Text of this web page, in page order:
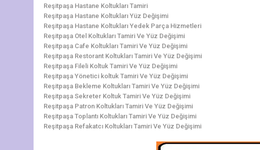
Reşitpaşa Hastane Koltukları Tamiri
Reşitpaşa Hastane Koltukları Yüz Değişimi
Reşitpaşa Hastane Koltukları Yedek Parça Hizmetleri
Reşitpaşa Otel Koltukları Tamiri Ve Yüz Değişimi
Reşitpaşa Cafe Koltukları Tamiri Ve Yüz Değişimi
Reşitpaşa Restorant Koltukları Tamiri Ve Yüz Değişimi
Reşitpaşa Fileli Koltuk Tamiri Ve Yüz Değişimi
Reşitpaşa Yönetici koltuk Tamiri Ve Yüz Değişimi
Reşitpaşa Bekleme Koltukları Tamiri Ve Yüz Değişimi
Reşitpaşa Sekreter Koltuk Tamiri Ve Yüz Değişimi
Reşitpaşa Patron Koltukları Tamiri Ve Yüz Değişimi
Reşitpaşa Toplantı Koltukları Tamiri Ve Yüz Değişimi
Reşitpaşa Refakatcı Koltukları Tamiri Ve Yüz Değişimi